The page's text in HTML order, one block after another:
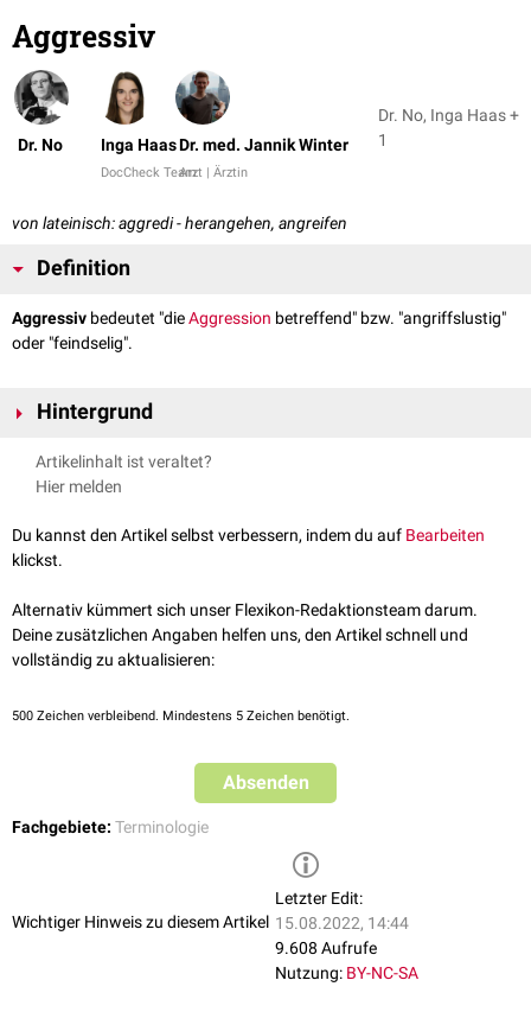
Aggressiv
Dr. No Inga Haas
DocCheck Team
Dr. med. Jannik Winter
Arzt | Ärztin
Dr. No, Inga Haas +
1
von lateinisch: aggredi - herangehen, angreifen
Definition
Aggressiv bedeutet "dieAggression betreffend" bzw. "angriffslustig"
oder "feindselig".
Hintergrund
Unter einer aggressiven Therapie versteht man eine
die möglichst vollständige, schnelle
Nebenwirkungen bewusst in Kauf nimmt.
Artikelinhalt ist veraltet?
Hier melden
Du kannst den Artikel selbst verbessern, indem du auf Bearbeiten
klickst.
Alternativ kümmert sich unser Flexikon-Redaktionsteam darum.
Deine zusätzlichen Angaben helfen uns, den Artikel schnell und
vollständig zu aktualisieren:
500 Zeichen verbleibend. Mindestens 5 Zeichen benötigt.
Absenden
Fachgebiete: Terminologie
Wichtiger Hinweis zu diesem Artikel
Letzter Edit:
15.08.2022, 14:44
9.608 Aufrufe
Nutzung: BY-NC-SA